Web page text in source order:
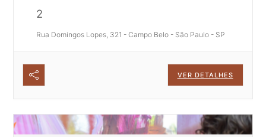
2
Rua Domingos Lopes, 321 - Campo Belo - São Paulo - SP
VER DETALHES